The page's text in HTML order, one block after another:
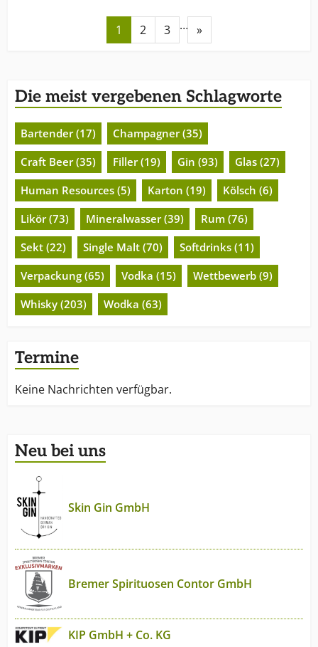
1 2 3 … »
Die meist vergebenen Schlagworte
Bartender (17)
Champagner (35)
Craft Beer (35)
Filler (19) Gin (93)
Glas (27)
Human Resources (5)
Karton (19)
Kölsch (6)
Likör (73)
Mineralwasser (39)
Rum (76)
Sekt (22)
Single Malt (70)
Softdrinks (11)
Verpackung (65)
Vodka (15)
Wettbewerb (9)
Whisky (203)
Wodka (63)
Termine
Keine Nachrichten verfügbar.
Neu bei uns
Skin Gin GmbH
Bremer Spirituosen Contor GmbH
KIP GmbH + Co. KG